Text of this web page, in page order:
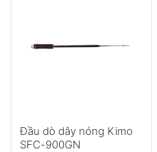
Đầu dò dây nóng Kimo
SFC-900GN